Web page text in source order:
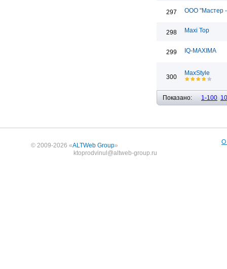
297 ООО "Мастер
298 Maxi Top
299 IQ-MAXIMA
300
MaxStyle
Показано: 1-100
© 2009-2026 «ALTWeb Group»
ktoprodvinul@altweb-group.ru
О